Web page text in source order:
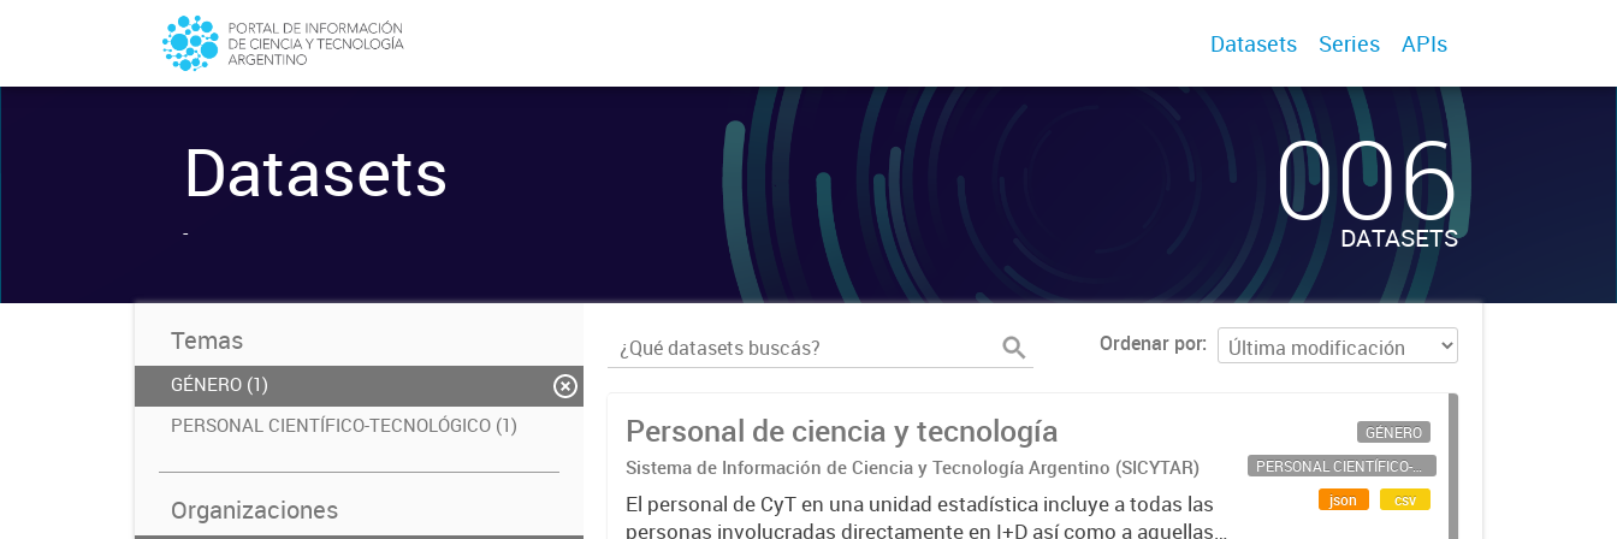
Datasets Series APIs
Datasets
- 006
DATASETS
Temas
GÉNERO (1)
PERSONAL CIENTÍFICO-TECNOLÓGICO (1)
Organizaciones
Ordenar por
Personal de ciencia y tecnología
Sistema de Información de Ciencia y Tecnología Argentino (SICYTAR)
El personal de CyT en una unidad estadística incluye a todas las
personas involucradas directamente en I+D así como a aquellas
GÉNERO
PERSONAL CIENTÍFICO-TECNOLÓGICO
json
csv